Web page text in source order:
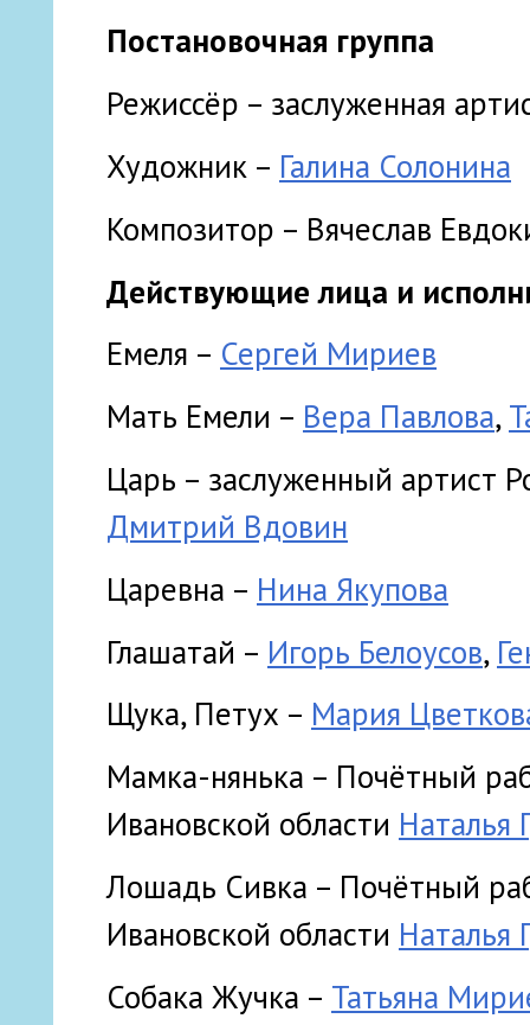
Постановочная группа
Режиссёр – заслуженная
Художник – Галина Солонина
Композитор – Вячеслав
Действующие лица и
Емеля – Сергей Мириев
Мать Емели – Вера Павлова,
Царь – заслуженный артист
Дмитрий Вдовин
Царевна – Нина Якупова
Глашатай – Игорь Белоусов,
Щука, Петух – Мария
Мамка-нянька – Почётный
Ивановской области Наталья
Лошадь Сивка – Почётный
Ивановской области Наталья
Собака Жучка – Татьяна